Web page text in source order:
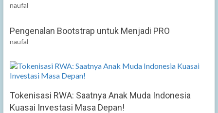
naufal
Pengenalan Bootstrap untuk Menjadi PRO
naufal
Tokenisasi RWA: Saatnya Anak Muda Indonesia
Kuasai Investasi Masa Depan!